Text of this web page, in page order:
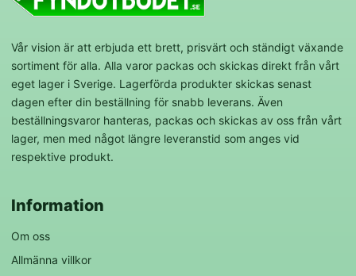
Vår vision är att erbjuda ett brett, prisvärt och ständigt växande
sortiment för alla. Alla varor packas och skickas direkt från vårt
eget lager i Sverige. Lagerförda produkter skickas senast
dagen efter din beställning för snabb leverans. Även
beställningsvaror hanteras, packas och skickas av oss från vårt
lager, men med något längre leveranstid som anges vid
respektive produkt.
Information
Om oss
Allmänna villkor